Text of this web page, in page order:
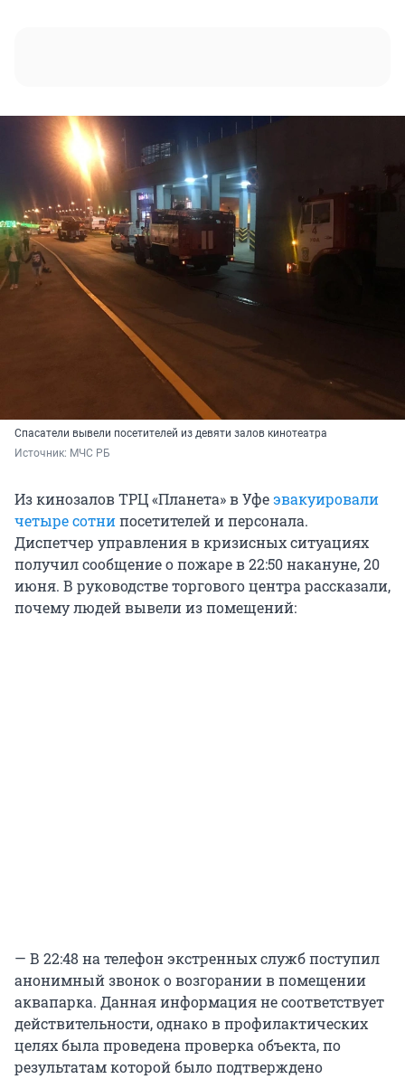
Спасатели вывели посетителей из девяти залов кинотеатра
Источник: МЧС РБ
Из кинозалов ТРЦ «Планета» в Уфеэвакуировали
четыре сотнипосетителей и персонала.
Диспетчер управления в кризисных ситуациях
получил сообщение о пожаре в 22:50 накануне, 20
июня. В руководстве торгового центра рассказали,
почему людей вывели из помещений:
— В 22:48 на телефон экстренных служб поступил
анонимный звонок о возгорании в помещении
аквапарка. Данная информация не соответствует
действительности, однако в профилактических
целях была проведена проверка объекта, по
результатам которой было подтверждено